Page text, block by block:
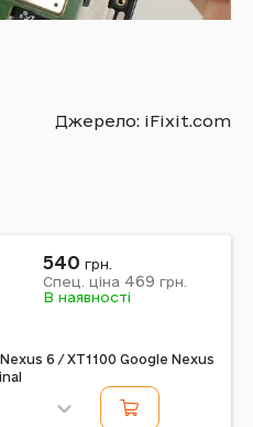
Джерело: iFixit.com
6 / XT1100 Google Nexus
540 грн.
Спец. ціна 469 грн.
В наявності